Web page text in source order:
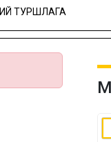
ТУРШЛАГА